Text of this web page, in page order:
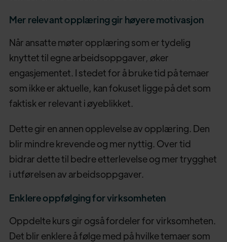
Mer relevant opplæring gir høyere motivasjon
Når ansatte møter opplæring som er tydelig
knyttet til egne arbeidsoppgaver, øker
engasjementet. I stedet for å bruke tid på temaer
som ikke er aktuelle, kan fokuset ligge på det som
faktisk er relevant i øyeblikket.
Dette gir en annen opplevelse av opplæring. Den
blir mindre krevende og mer nyttig. Over tid
bidrar dette til bedre etterlevelse og mer trygghet
i utførelsen av arbeidsoppgaver.
Enklere oppfølging for virksomheten
Oppdelte kurs gir også fordeler for virksomheten.
Det blir enklere å følge med på hvilke temaer som